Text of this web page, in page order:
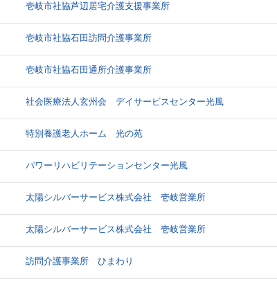
壱岐市社協芦辺居宅介護支援事業所
壱岐市社協石田訪問介護事業所
壱岐市社協石田通所介護事業所
社会医療法人玄州会 デイサービスセンター光風
特別養護老人ホーム 光の苑
パワーリハビリテーションセンター光風
太陽シルバーサービス株式会社 壱岐営業所
太陽シルバーサービス株式会社 壱岐営業所
訪問介護事業所 ひまわり